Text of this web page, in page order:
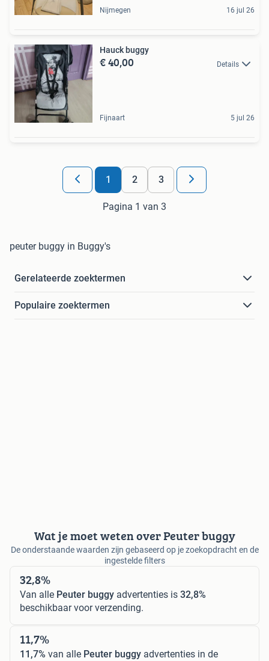
Nijmegen 16 jul 26
Hauck buggy
€ 40,00 Details
Fijnaart 5 jul 26
1 2 3
Pagina 1 van 3
peuter buggy in Buggy's
Gerelateerde zoektermen
Populaire zoektermen
Wat je moet weten over Peuter buggy
De onderstaande waarden zijn gebaseerd op je zoekopdracht en de
ingestelde filters
32,8%
Van alle Peuter buggy advertenties is 32,8%
beschikbaar voor verzending.
11,7%
11,7% van alle Peuter buggy advertenties in de